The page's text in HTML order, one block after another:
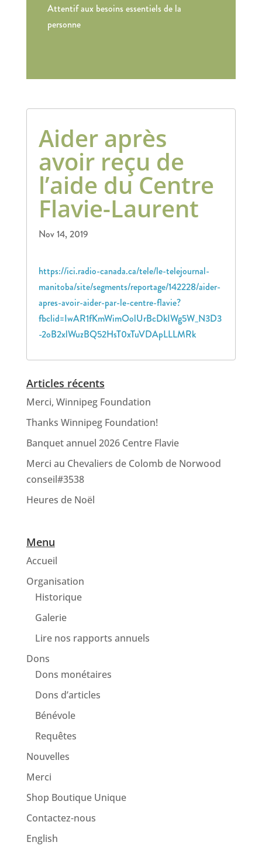
Attentif aux besoins essentiels de la
personne
Aider après
avoir reçu de
l’aide du Centre
Flavie-Laurent
Nov 14, 2019
https://ici.radio-canada.ca/tele/le-telejournal-
manitoba/site/segments/reportage/142228/aider-
apres-avoir-aider-par-le-centre-flavie?
fbclid=IwAR1fKmWimOolUrBcDkIWg5W_N3D3
-2oB2xlWuzBQ52HsT0xTuVDApLLLMRk
Articles récents
Merci, Winnipeg Foundation
Thanks Winnipeg Foundation!
Banquet annuel 2026 Centre Flavie
Merci au Chevaliers de Colomb de Norwood
conseil#3538
Heures de Noël
Menu
Accueil
Organisation
Historique
Galerie
Lire nos rapports annuels
Dons
Dons monétaires
Dons d’articles
Bénévole
Requêtes
Nouvelles
Merci
Shop Boutique Unique
Contactez-nous
English